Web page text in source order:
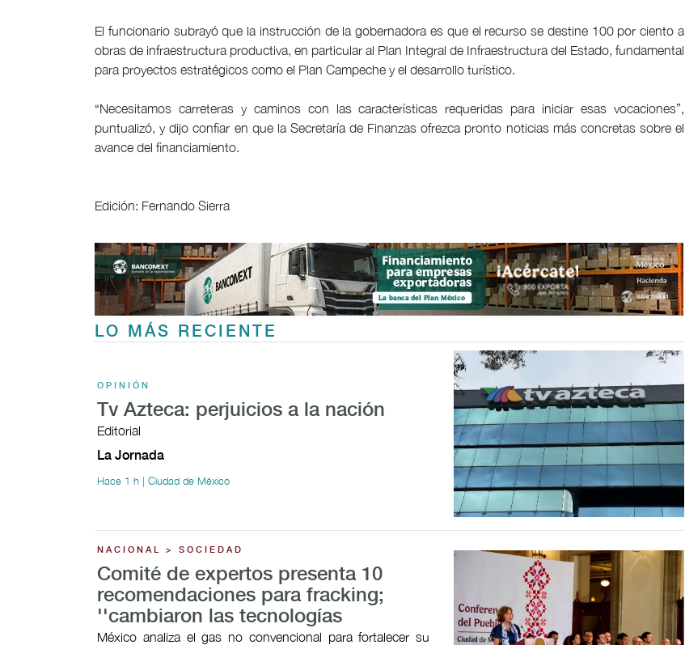
El funcionario subrayó que la instrucción de la gobernadora es que el recurso se destine 100 por ciento a
obras de infraestructura productiva, en particular al Plan Integral de Infraestructura del Estado, fundamental
para proyectos estratégicos como el Plan Campeche y el desarrollo turístico.
“Necesitamos carreteras y caminos con las características requeridas para iniciar esas vocaciones”,
puntualizó, y dijo confiar en que la Secretaría de Finanzas ofrezca pronto noticias más concretas sobre el
avance del financiamiento.
Edición: Fernando Sierra
LO MÁS RECIENTE
OPINIÓN
Tv Azteca: perjuicios a la nación
Editorial
La Jornada
Hace 1 h | Ciudad de México
NACIONAL > SOCIEDAD
Comité de expertos presenta 10
recomendaciones para fracking;
''cambiaron las tecnologías
México analiza el gas no convencional para fortalecer su